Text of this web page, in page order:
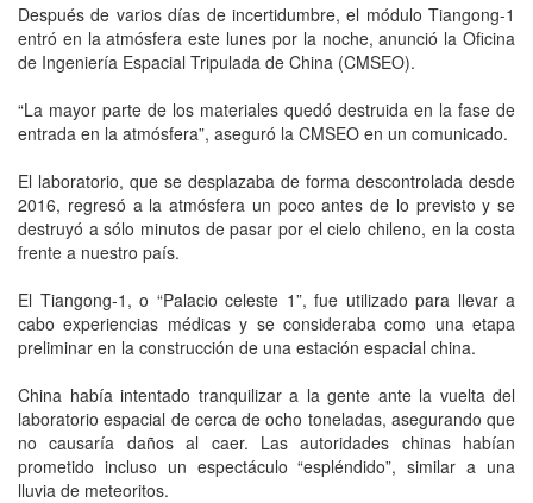
Después de varios días de incertidumbre, el módulo Tiangong-1
entró en la atmósfera este lunes por la noche, anunció la Oficina
de Ingeniería Espacial Tripulada de China (CMSEO).
“La mayor parte de los materiales quedó destruida en la fase de
entrada en la atmósfera”, aseguró la CMSEO en un comunicado.
El laboratorio, que se desplazaba de forma descontrolada desde
2016, regresó a la atmósfera un poco antes de lo previsto y se
destruyó a sólo minutos de pasar por el cielo chileno, en la costa
frente a nuestro país.
El Tiangong-1, o “Palacio celeste 1”, fue utilizado para llevar a
cabo experiencias médicas y se consideraba como una etapa
preliminar en la construcción de una estación espacial china.
China había intentado tranquilizar a la gente ante la vuelta del
laboratorio espacial de cerca de ocho toneladas, asegurando que
no causaría daños al caer. Las autoridades chinas habían
prometido incluso un espectáculo “espléndido”, similar a una
lluvia de meteoritos.